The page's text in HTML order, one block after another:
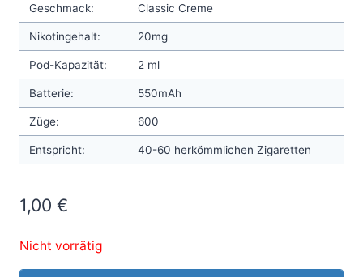
Geschmack: Classic Creme
Nikotingehalt: 20mg
Pod-Kapazität: 2 ml
Batterie: 550mAh
Züge: 600
Entspricht: 40-60 herkömmlichen Zigaretten
1,00 €
Nicht vorrätig